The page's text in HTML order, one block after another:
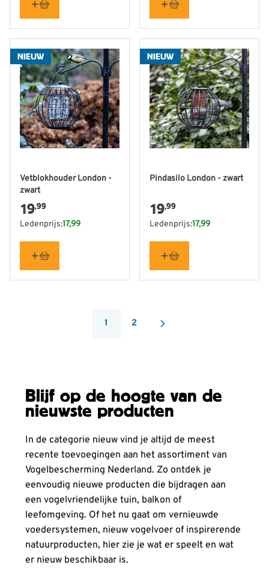
NIEUW
Vetblokhouder London -
zwart
19,99
Ledenprijs:17,99
NIEUW
Pindasilo London - zwart
19,99
Ledenprijs:17,99
You're currently reading page
1 Pagina
2
Blijf op de hoogte van de
nieuwste producten
In de categorie nieuw vind je altijd de meest
recente toevoegingen aan het assortiment van
Vogelbescherming Nederland. Zo ontdek je
eenvoudig nieuwe producten die bijdragen aan
een vogelvriendelijke tuin, balkon of
leefomgeving. Of het nu gaat om vernieuwde
voedersystemen, nieuw vogelvoer of inspirerende
natuurproducten, hier zie je wat er speelt en wat
er nieuw beschikbaar is.